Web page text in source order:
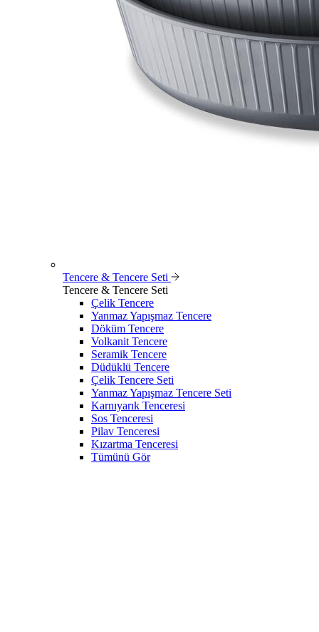
Tencere & Tencere Seti
Tencere & Tencere Seti
Çelik Tencere
Yanmaz Yapışmaz Tencere
Döküm Tencere
Volkanit Tencere
Seramik Tencere
Düdüklü Tencere
Çelik Tencere Seti
Yanmaz Yapışmaz Tencere Seti
Karnıyarık Tenceresi
Sos Tenceresi
Pilav Tenceresi
Kızartma Tenceresi
Tümünü Gör